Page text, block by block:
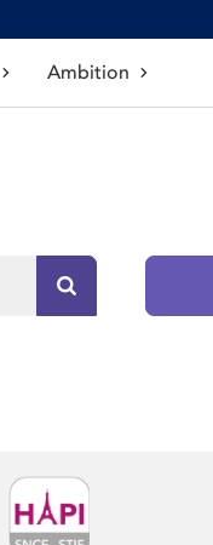
Ambition
Rechercher sur